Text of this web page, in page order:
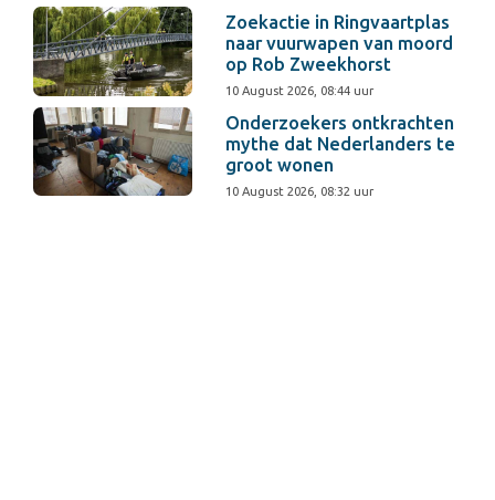
Zoekactie in Ringvaartplas
naar vuurwapen van moord
op Rob Zweekhorst
10 August 2026, 08:44 uur
Onderzoekers ontkrachten
mythe dat Nederlanders te
groot wonen
10 August 2026, 08:32 uur